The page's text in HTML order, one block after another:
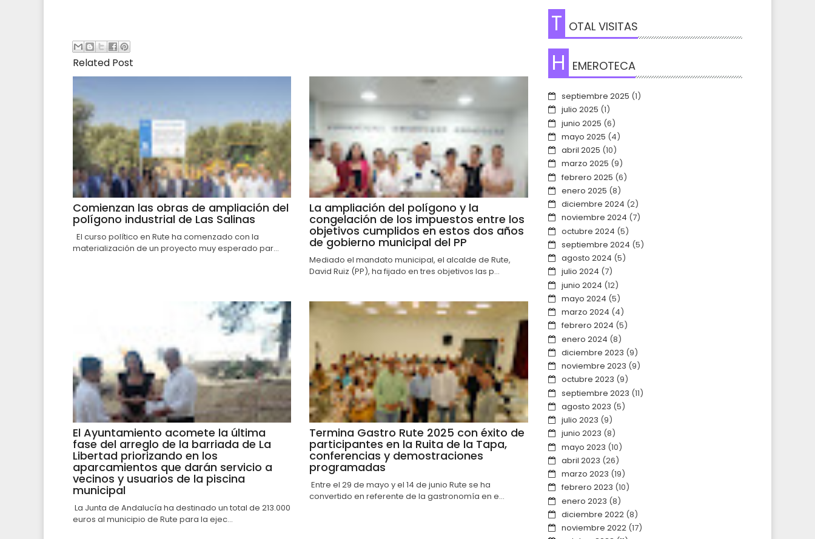
Related Post
Comienzan las obras de ampliación del
polígono industrial de Las Salinas
El curso político en Rute ha comenzado con la
materialización de un proyecto muy esperado par...
La ampliación del polígono y la
congelación de los impuestos entre los
objetivos cumplidos en estos dos años
de gobierno municipal del PP
Mediado el mandato municipal, el alcalde de Rute,
David Ruiz (PP), ha fijado en tres objetivos las p...
El Ayuntamiento acomete la última
fase del arreglo de la barriada de La
Libertad priorizando en los
aparcamientos que darán servicio a
vecinos y usuarios de la piscina
municipal
La Junta de Andalucía ha destinado un total de 213.000
euros al municipio de Rute para la ejec...
Termina Gastro Rute 2025 con éxito de
participantes en la Ruita de la Tapa,
conferencias y demostraciones
programadas
Entre el 29 de mayo y el 14 de junio Rute se ha
convertido en referente de la gastronomía en e...
T OTAL VISITAS
H EMEROTECA
septiembre 2025 (1)
julio 2025 (1)
junio 2025 (6)
mayo 2025 (4)
abril 2025 (10)
marzo 2025 (9)
febrero 2025 (6)
enero 2025 (8)
diciembre 2024 (2)
noviembre 2024 (7)
octubre 2024 (5)
septiembre 2024 (5)
agosto 2024 (5)
julio 2024 (7)
junio 2024 (12)
mayo 2024 (5)
marzo 2024 (4)
febrero 2024 (5)
enero 2024 (8)
diciembre 2023 (9)
noviembre 2023 (9)
octubre 2023 (9)
septiembre 2023 (11)
agosto 2023 (5)
julio 2023 (9)
junio 2023 (8)
mayo 2023 (10)
abril 2023 (26)
marzo 2023 (19)
febrero 2023 (10)
enero 2023 (8)
diciembre 2022(8)
noviembre 2022(17)